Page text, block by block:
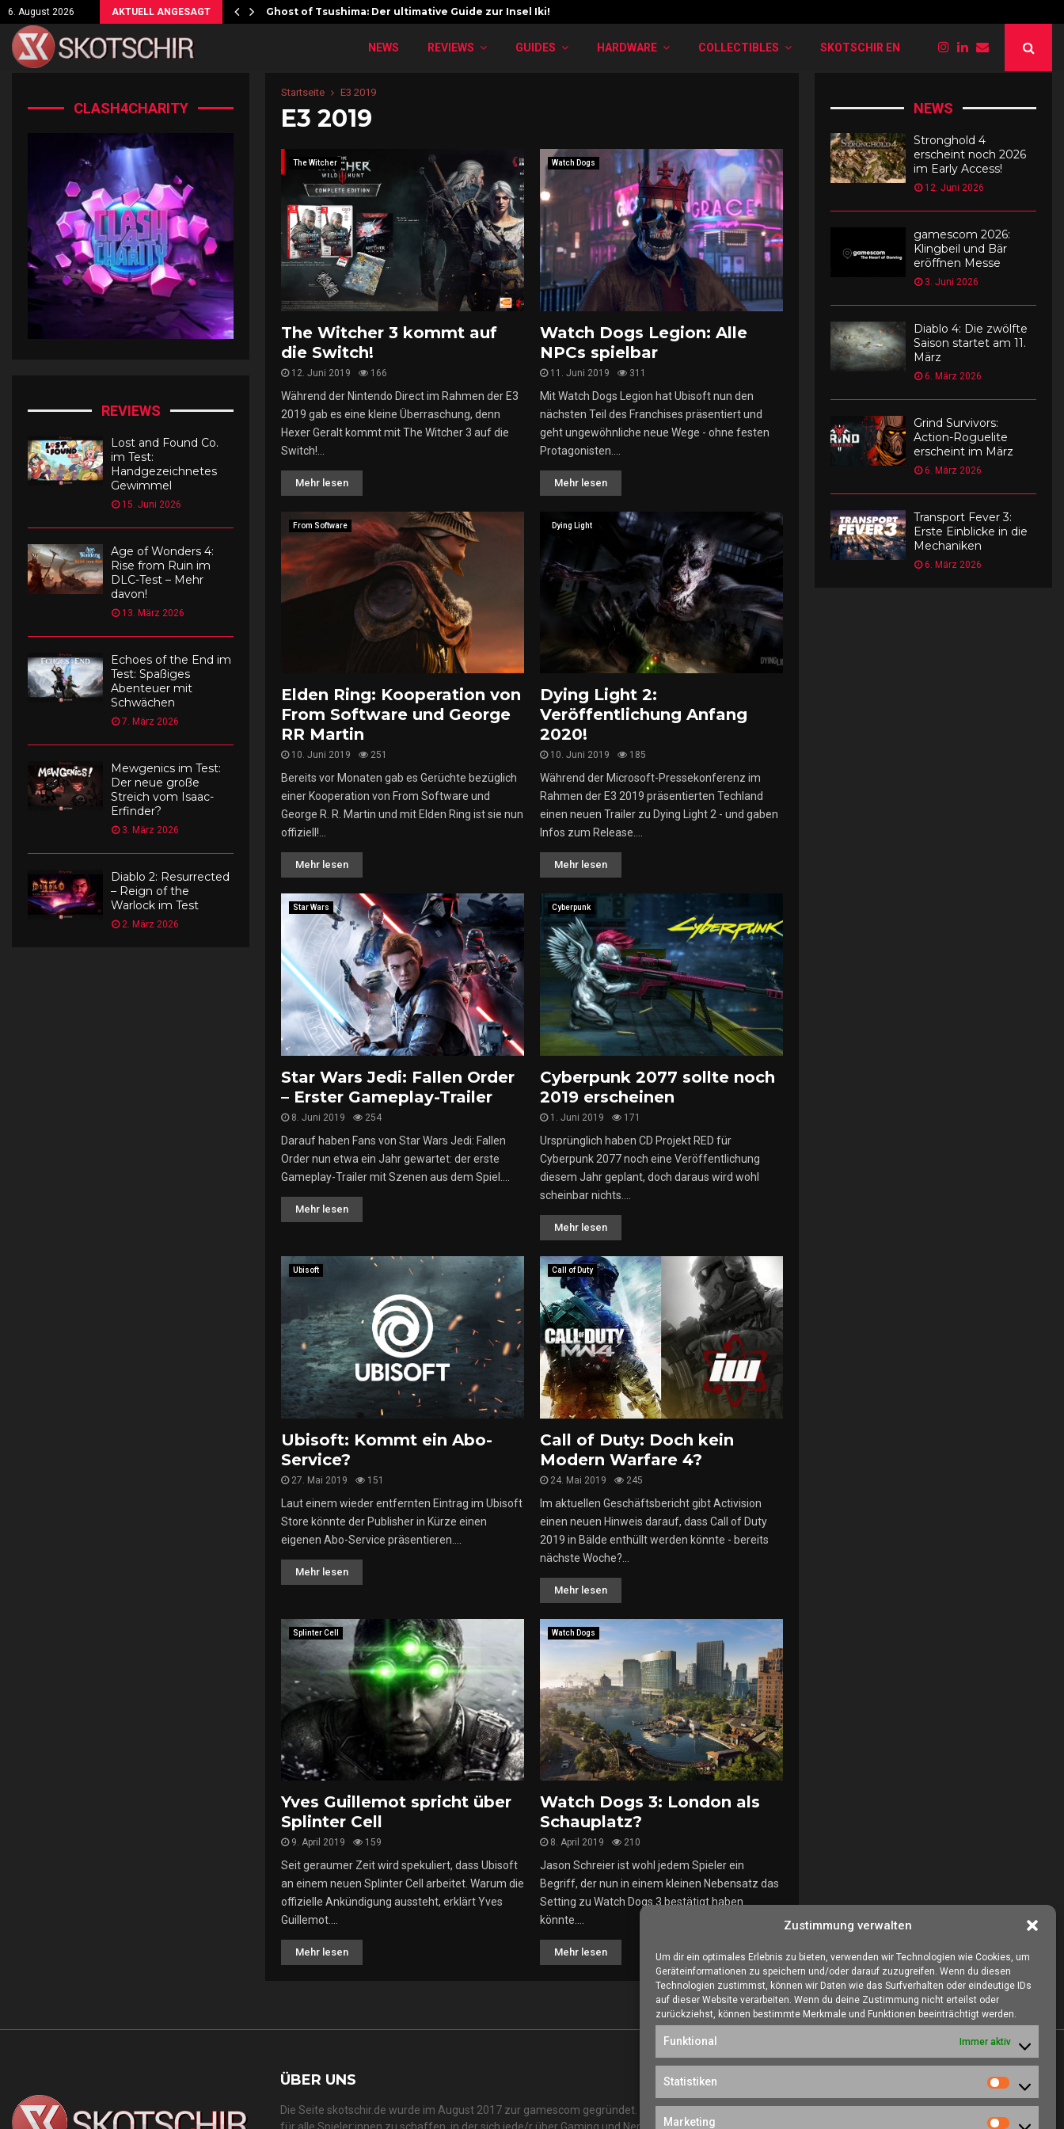
Zustimmung verwalten
Um dir ein optimales Erlebnis zu bieten, verwenden wir Technologien wie Cookies, um
Geräteinformationen zu speichern und/oder darauf zuzugreifen. Wenn du diesen
Technologien zustimmst, können wir Daten wie das Surfverhalten oder eindeutige IDs
auf dieser Website verarbeiten. Wenn du deine Zustimmung nicht erteilst oder
zurückziehst, können bestimmte Merkmale und Funktionen beeinträchtigt werden.
Funktional Immer aktiv
Statistiken
Statistiken
Marketing
6. August 2026 AKTUELL ANGESAGT Ghost of Tsushima: Der ultimative Guide zur Insel Iki!
NEWS REVIEWS GUIDES HARDWARE COLLECTIBLES SKOTSCHIR EN
Startseite E3 2019
E3 2019
The Witcher
The Witcher 3 kommt auf
die Switch!
12. Juni 2019 166
Während der Nintendo Direct im Rahmen der E3
2019 gab es eine kleine Überraschung, denn
Hexer Geralt kommt mit The Witcher 3 auf die
Switch!...
Mehr lesen
Watch Dogs
Watch Dogs Legion: Alle
NPCs spielbar
11. Juni 2019 311
Mit Watch Dogs Legion hat Ubisoft nun den
nächsten Teil des Franchises präsentiert und
geht ungewöhnliche neue Wege - ohne festen
Protagonisten....
Mehr lesen
From Software
Elden Ring: Kooperation von
From Software und George
RR Martin
10. Juni 2019 251
Bereits vor Monaten gab es Gerüchte bezüglich
einer Kooperation von From Software und
George R. R. Martin und mit Elden Ring ist sie nun
offiziell!...
Mehr lesen
Dying Light
Dying Light 2:
Veröffentlichung Anfang
2020!
10. Juni 2019 185
Während der Microsoft-Pressekonferenz im
Rahmen der E3 2019 präsentierten Techland
einen neuen Trailer zu Dying Light 2 - und gaben
Infos zum Release....
Mehr lesen
Star Wars
Star Wars Jedi: Fallen Order
– Erster Gameplay-Trailer
8. Juni 2019 254
Darauf haben Fans von Star Wars Jedi: Fallen
Order nun etwa ein Jahr gewartet: der erste
Gameplay-Trailer mit Szenen aus dem Spiel....
Mehr lesen
Cyberpunk
Cyberpunk 2077 sollte noch
2019 erscheinen
1. Juni 2019 171
Ursprünglich haben CD Projekt RED für
Cyberpunk 2077 noch eine Veröffentlichung
diesem Jahr geplant, doch daraus wird wohl
scheinbar nichts....
Mehr lesen
Ubisoft
Ubisoft: Kommt ein Abo-
Service?
27. Mai 2019 151
Laut einem wieder entfernten Eintrag im Ubisoft
Store könnte der Publisher in Kürze einen
eigenen Abo-Service präsentieren....
Mehr lesen
Call of Duty
Call of Duty: Doch kein
Modern Warfare 4?
24. Mai 2019 245
Im aktuellen Geschäftsbericht gibt Activision
einen neuen Hinweis darauf, dass Call of Duty
2019 in Bälde enthüllt werden könnte - bereits
nächste Woche?...
Mehr lesen
Splinter Cell
Yves Guillemot spricht über
Splinter Cell
9. April 2019 159
Seit geraumer Zeit wird spekuliert, dass Ubisoft
an einem neuen Splinter Cell arbeitet. Warum die
offizielle Ankündigung aussteht, erklärt Yves
Guillemot....
Mehr lesen
Watch Dogs
Watch Dogs 3: London als
Schauplatz?
8. April 2019 210
Jason Schreier ist wohl jedem Spieler ein
Begriff, der nun in einem kleinen Nebensatz das
Setting zu Watch Dogs 3 bestätigt haben
könnte....
Mehr lesen
CLASH4CHARITY
REVIEWS
Lost and Found Co.
im Test:
Handgezeichnetes
Gewimmel
15. Juni 2026
Age of Wonders 4:
Rise from Ruin im
DLC-Test – Mehr
davon!
13. März 2026
Echoes of the End im
Test: Spaßiges
Abenteuer mit
Schwächen
7. März 2026
Mewgenics im Test:
Der neue große
Streich vom Isaac-
Erfinder?
3. März 2026
Diablo 2: Resurrected
– Reign of the
Warlock im Test
2. März 2026
NEWS
Stronghold 4
erscheint noch 2026
im Early Access!
12. Juni 2026
gamescom 2026:
Klingbeil und Bär
eröffnen Messe
3. Juni 2026
Diablo 4: Die zwölfte
Saison startet am 11.
März
6. März 2026
Grind Survivors:
Action-Roguelite
erscheint im März
6. März 2026
Transport Fever 3:
Erste Einblicke in die
Mechaniken
6. März 2026
ÜBER UNS
Die Seite skotschir.de wurde im August 2017 zur gamescom gegründet. Unser Ziel ist es, eine Heimat